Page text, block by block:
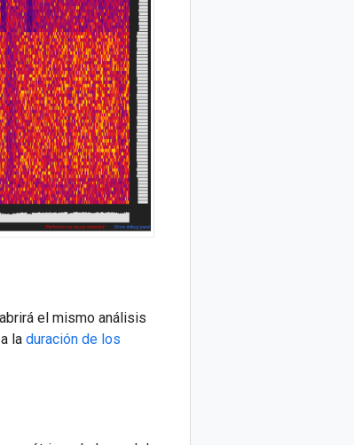
el mismo análisis
la duración de los